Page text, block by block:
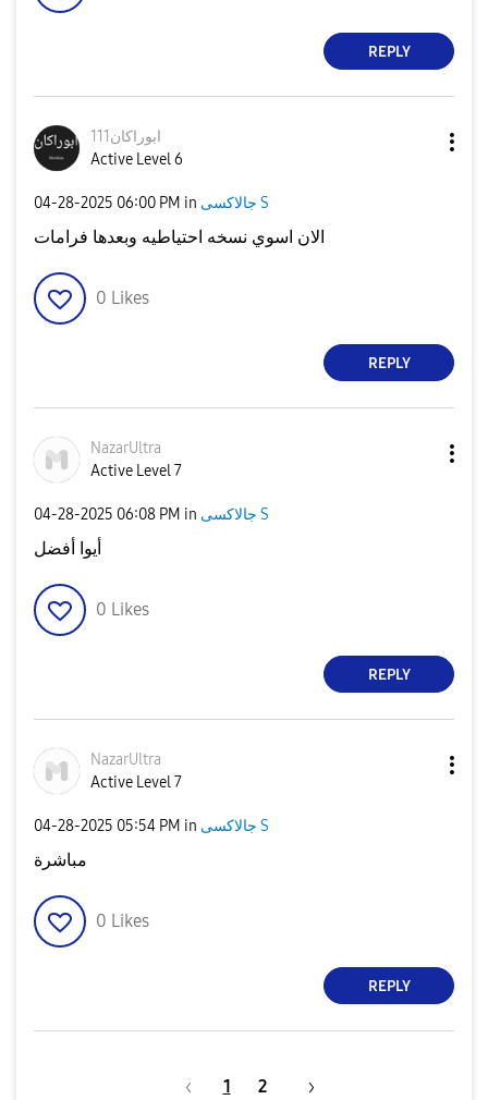
REPLY
ابوراكان111
Active Level 6
‎04-28-2025 06:00 PM in جالاكسى S
الان اسوي نسخه احتياطيه وبعدها فرامات
0 Likes
REPLY
NazarUltra
Active Level 7
‎04-28-2025 06:08 PM in جالاكسى S
أيوا أفضل
0 Likes
REPLY
NazarUltra
Active Level 7
‎04-28-2025 05:54 PM in جالاكسى S
مباشرة
0 Likes
REPLY
1 2